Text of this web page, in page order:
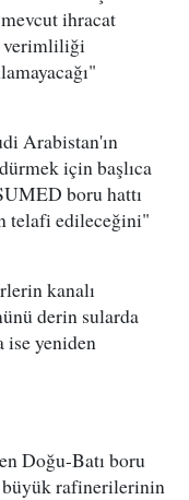
ihracat
verimliliği
Arabistan'ın
için başlıca
boru hattı
telafi edileceğini"
kanalı
derin sularda
ise yeniden
Doğu-Batı boru
büyük rafinerilerinin